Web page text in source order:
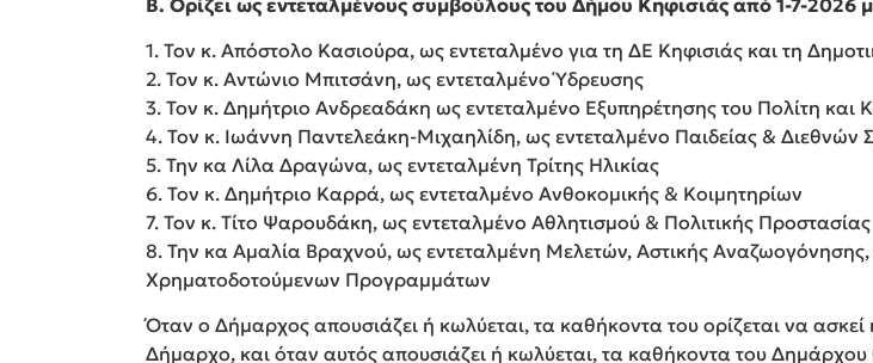
1. Τον κ. Απόστολο Κασιούρα, ως εντεταλμένο για τη ΔΕ Κηφισιάς και τη
2. Τον κ. Αντώνιο Μπιτσάνη, ως εντεταλμένο Ύδρευσης
3. Τον κ. Δημήτριο Ανδρεαδάκη ως εντεταλμένο Εξυπηρέτησης του Πολίτη
4. Τον κ. Ιωάννη Παντελεάκη-Μιχαηλίδη, ως εντεταλμένο Παιδείας & Διεθνών
5. Την κα Λίλα Δραγώνα, ως εντεταλμένη Τρίτης Ηλικίας
6. Τον κ. Δημήτριο Καρρά, ως εντεταλμένο Ανθοκομικής & Κοιμητηρίων
7. Τον κ. Τίτο Ψαρουδάκη, ως εντεταλμένο Αθλητισμού & Πολιτικής Προστασίας
8. Την κα Αμαλία Βραχνού, ως εντεταλμένη Μελετών, Αστικής Αναζωογόνησης,
Χρηματοδοτούμενων Προγραμμάτων
Όταν ο Δήμαρχος απουσιάζει ή κωλύεται, τα καθήκοντα του ορίζεται να
Δήμαρχο, και όταν αυτός απουσιάζει ή κωλύεται, τα καθήκοντα του